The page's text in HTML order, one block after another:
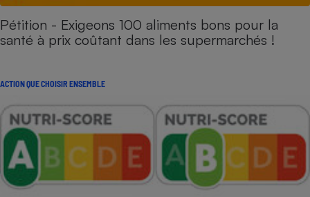
Pétition - Exigeons 100 aliments bons pour la
santé à prix coûtant dans les supermarchés !
ACTION QUE CHOISIR ENSEMBLE